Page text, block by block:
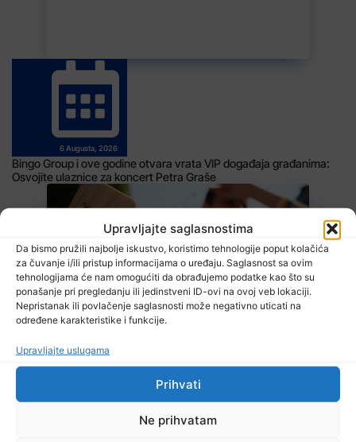
Upravljajte saglasnostima
Da bismo pružili najbolje iskustvo, koristimo tehnologije poput kolačića
za čuvanje i/ili pristup informacijama o uređaju. Saglasnost sa ovim
tehnologijama će nam omogućiti da obrađujemo podatke kao što su
ponašanje pri pregledanju ili jedinstveni ID-ovi na ovoj veb lokaciji.
Nepristanak ili povlačenje saglasnosti može negativno uticati na
određene karakteristike i funkcije.
Upravljajte uslugama
Prihvati
Ne prihvatam
6 Augusta, 2026
Bingo Group i ove godine otvara vrata VIP događaja građanima:
Osvojite ulaznice za koncert Petra Graše
Danas u BiH sunčano i vruće, temperature od 34 do 41 stepen